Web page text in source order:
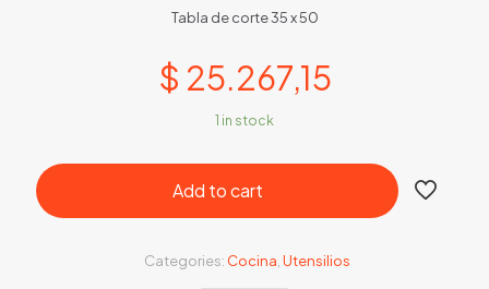
Tabla de corte 35 x 50
$ 25.267,15
1 in stock
Add to cart
Categories: Cocina Utensilios